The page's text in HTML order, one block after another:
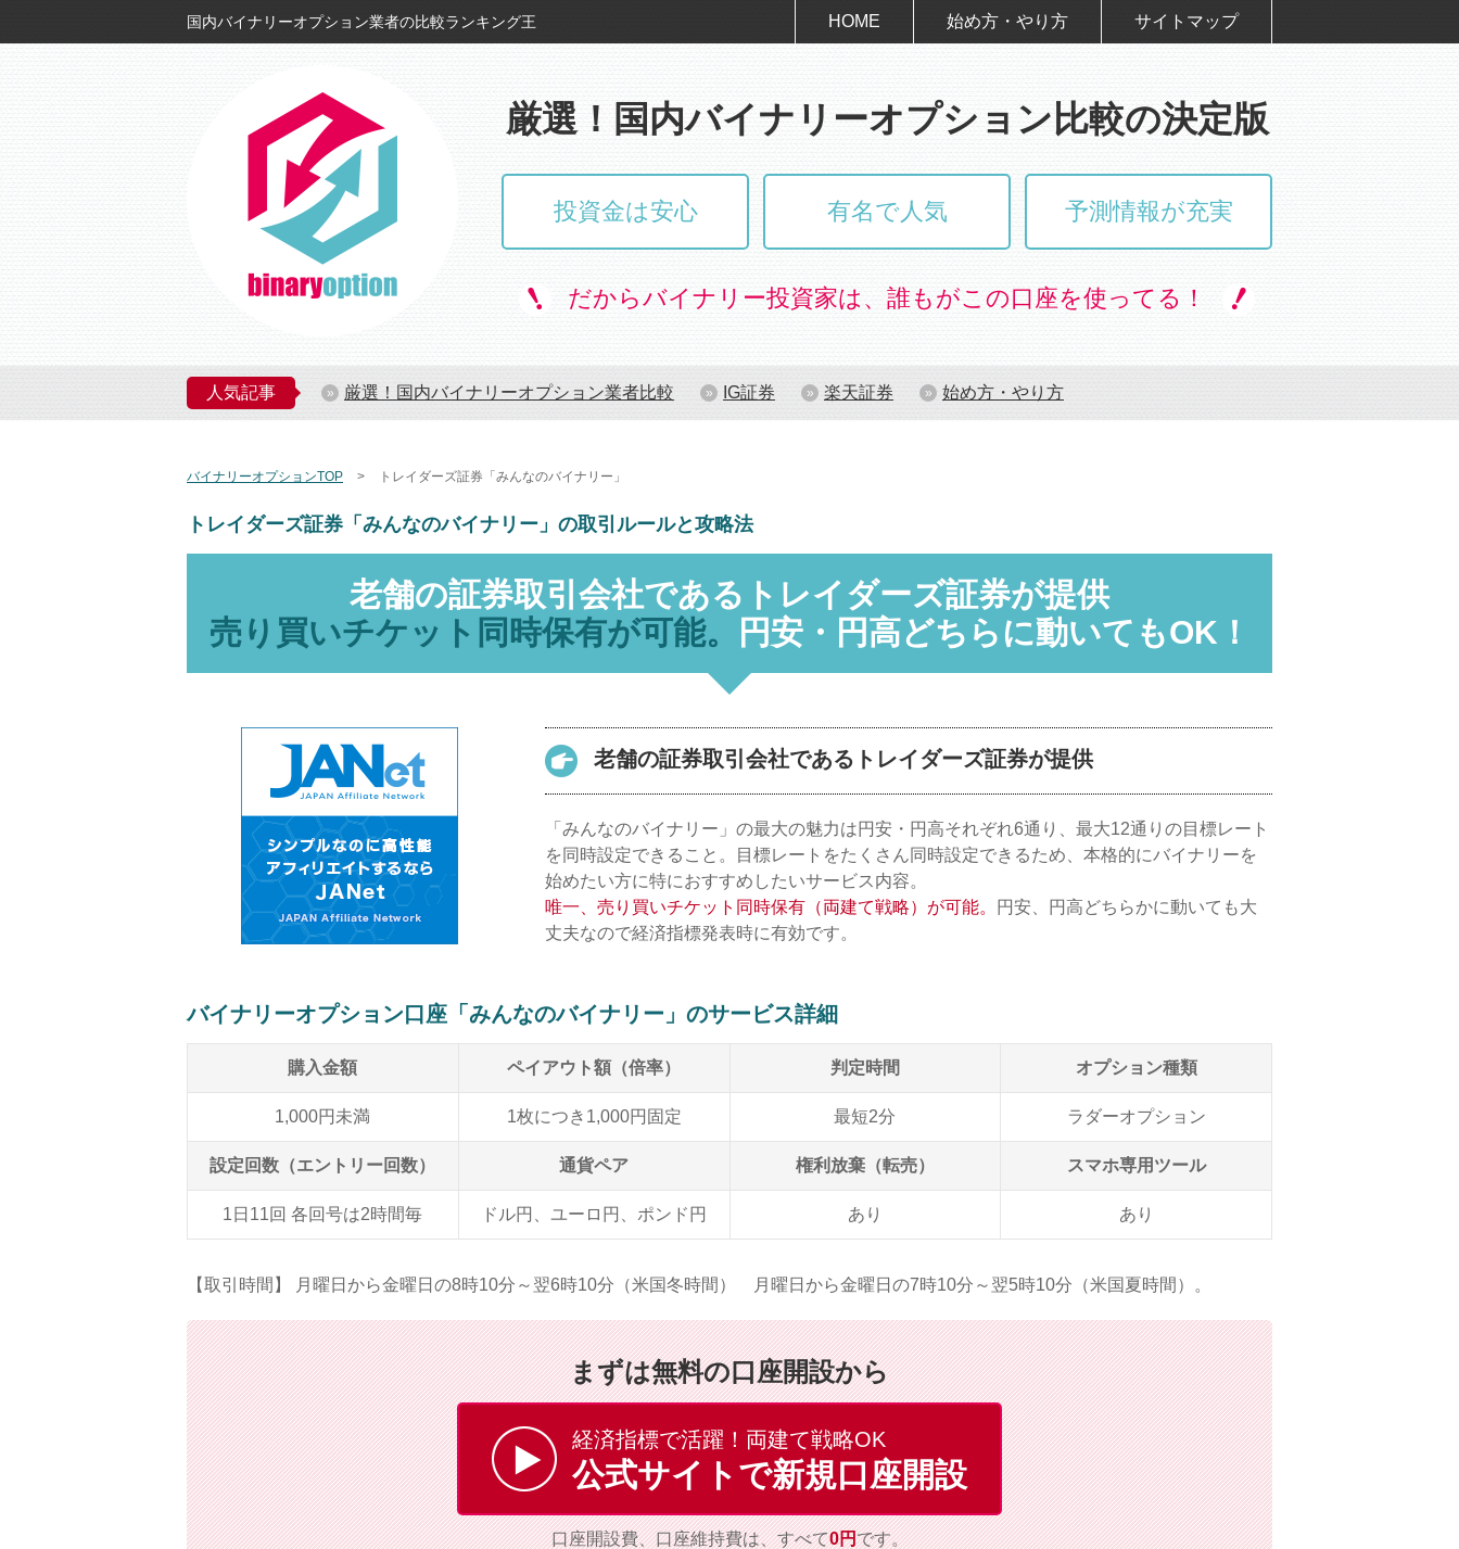
国内バイナリーオプション業者の比較ランキング王 HOME 始め方・やり方 サイトマップ
厳選！国内バイナリーオプション比較の決定版
投資金は安心 有名で人気 予測情報が充実
だからバイナリー投資家は、誰もがこの口座を使ってる！
人気記事 厳選！国内バイナリーオプション業者比較 IG証券 楽天証券 始め方・やり方
バイナリーオプションTOP トレイダーズ証券「みんなのバイナリー」
トレイダーズ証券「みんなのバイナリー」の取引ルールと攻略法
老舗の証券取引会社であるトレイダーズ証券が提供
売り買いチケット同時保有が可能。
円安・円高どちらに動いてもOK！
老舗の証券取引会社であるトレイダーズ証券が提供
「みんなのバイナリー」の最大の魅力は円安・円高それぞれ6通り、最大12通りの目標レート
を同時設定できること。目標レートをたくさん同時設定できるため、本格的にバイナリーを
始めたい方に特におすすめしたいサービス内容。
唯一、売り買いチケット同時保有（両建て戦略）が可能。
円安、円高どちらかに動いても大
丈夫なので経済指標発表時に有効です。
バイナリーオプション口座「みんなのバイナリー」のサービス詳細
購入金額
1,000円未満
ペイアウト額（倍率）
1枚につき1,000円固定
判定時間
最短2分
オプション種類
ラダーオプション
設定回数（エントリー回数）
1日11回 各回号は2時間毎
通貨ペア
ドル円、ユーロ円、ポンド円
権利放棄（転売）
あり
スマホ専用ツール
あり
【取引時間】 月曜日から金曜日の8時10分～翌6時10分（米国冬時間） 月曜日から金曜日の7時10分～翌5時10分（米国夏時間）。
まずは無料の口座開設から
経済指標で活躍！両建て戦略OK
公式サイトで新規口座開設
口座開設費、口座維持費は、すべて0円です。